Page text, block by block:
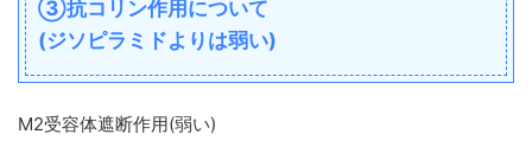
③抗コリン作用について
(ジソピラミドよりは弱い)
M2受容体遮断作用(弱い)